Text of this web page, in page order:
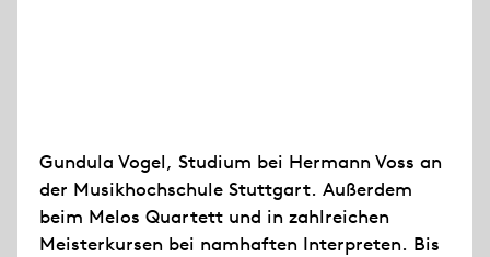
Gundula Vogel, Studium bei Hermann Voss an
der Musikhochschule Stuttgart. Außerdem
beim Melos Quartett und in zahlreichen
Meisterkursen bei namhaften Interpreten. Bis